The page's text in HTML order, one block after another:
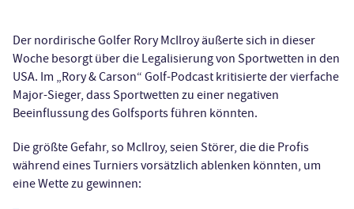
Der nordirische Golfer Rory McIlroy äußerte sich in dieser
Woche besorgt über die Legalisierung von Sportwetten in den
USA. Im „Rory & Carson“ Golf-Podcast kritisierte der vierfache
Major-Sieger, dass Sportwetten zu einer negativen
Beeinflussung des Golfsports führen könnten.
Die größte Gefahr, so McIlroy, seien Störer, die die Profis
während eines Turniers vorsätzlich ablenken könnten, um
eine Wette zu gewinnen: